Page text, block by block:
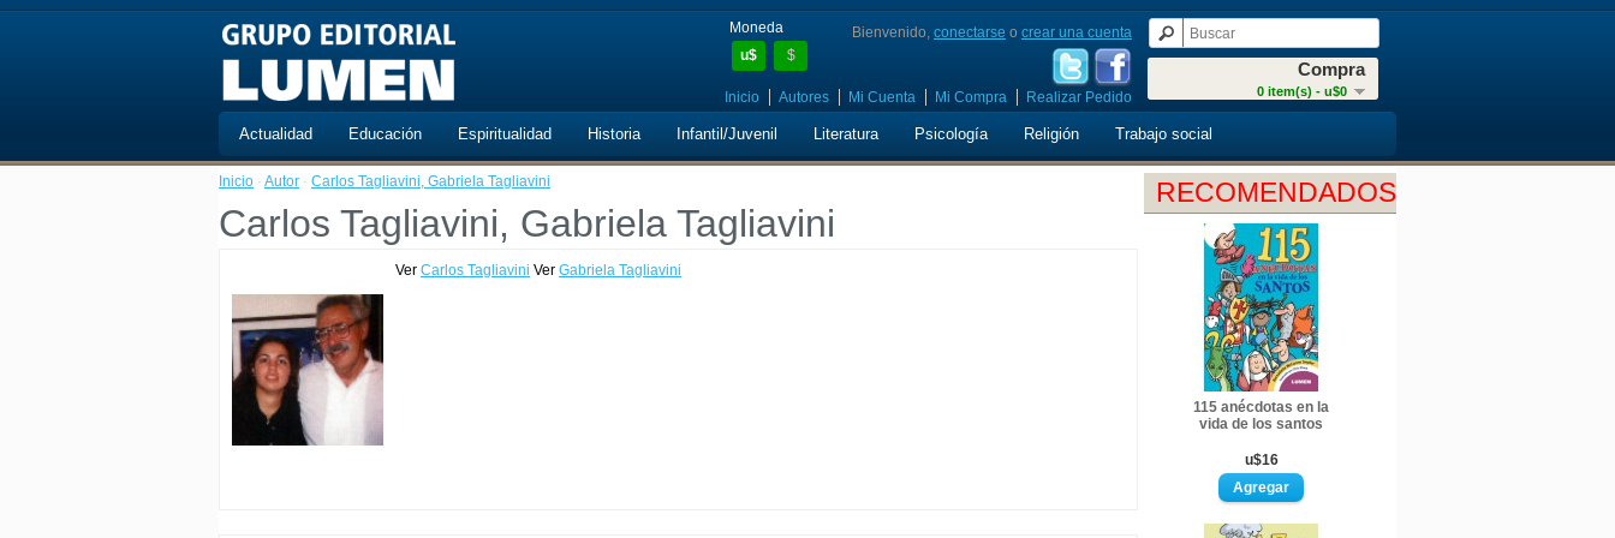
Moneda
u$
$
Compra
0 item(s) - u$0
Bienvenido, conectarse o crear una cuenta
Inicio Autores Mi Cuenta Mi Compra Realizar Pedido
Actualidad Educación Espiritualidad Historia Infantil/Juvenil Literatura Psicología Religión Trabajo social
RECOMENDADOS
115 anécdotas en la
vida de los santos
u$16
Inicio · Autor · Carlos Tagliavini, Gabriela Tagliavini
Carlos Tagliavini, Gabriela Tagliavini
Ver Carlos Tagliavini Ver Gabriela Tagliavini